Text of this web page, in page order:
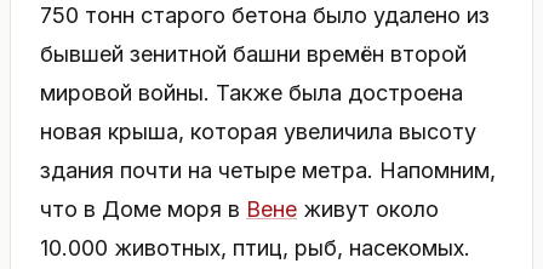
750 тонн старого бетона было удалено из
бывшей зенитной башни времён второй
мировой войны. Также была достроена
новая крыша, которая увеличила высоту
здания почти на четыре метра. Напомним,
что в Доме моря в Вене живут около
10.000 животных, птиц, рыб, насекомых.